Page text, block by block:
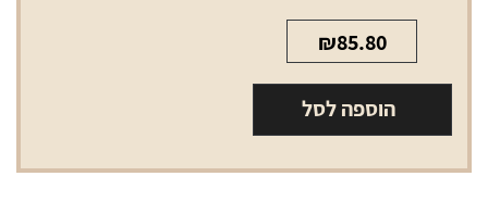
₪85.80
הוספה לסל